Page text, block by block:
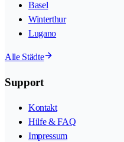
Basel
Winterthur
Lugano
Alle Städte
Support
Kontakt
Hilfe & FAQ
Impressum